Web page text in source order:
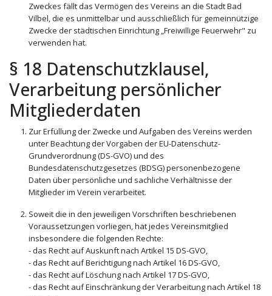
Zweckes fällt das Vermögen des Vereins an die Stadt Bad
Vilbel, die es unmittelbar und ausschließlich für gemeinnützige
Zwecke der städtischen Einrichtung „Freiwillige Feuerwehr" zu
verwenden hat.
§ 18 Datenschutzklausel,
Verarbeitung persönlicher
Mitgliederdaten
Zur Erfüllung der Zwecke und Aufgaben des Vereins werden
unter Beachtung der Vorgaben der EU-Datenschutz-
Grundverordnung (DS-GVO) und des
Bundesdatenschutzgesetzes (BDSG) personenbezogene
Daten über persönliche und sachliche Verhältnisse der
Mitglieder im Verein verarbeitet.
Soweit die in den jeweiligen Vorschriften beschriebenen
Voraussetzungen vorliegen, hat jedes Vereinsmitglied
insbesondere die folgenden Rechte:
- das Recht auf Auskunft nach Artikel 15 DS-GVO,
- das Recht auf Berichtigung nach Artikel 16 DS-GVO,
- das Recht auf Löschung nach Artikel 17 DS-GVO,
- das Recht auf Einschränkung der Verarbeitung nach Artikel 18